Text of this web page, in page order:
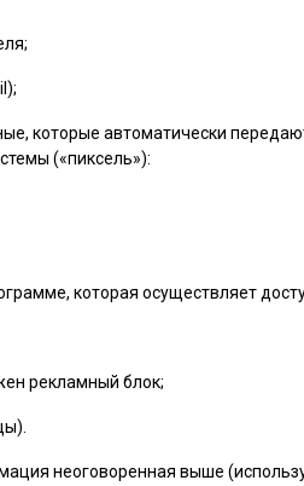
;
которые автоматически
(«пиксель»):
которая осуществляет
рекламный блок;
неоговоренная выше